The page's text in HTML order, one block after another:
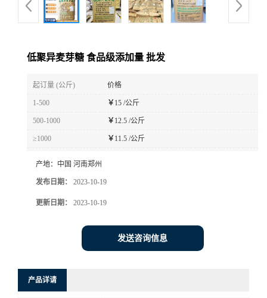
低聚异麦芽糖 食品级添加量 批发
起订量 (公斤) 价格
1-500 ￥ 15 /公斤
500-1000 ￥ 12.5 /公斤
≥1000 ￥ 11.5 /公斤
产地： 中国 河南郑州
发布日期： 2023-10-19
更新日期： 2023-10-19
发送咨询信息
产品详请